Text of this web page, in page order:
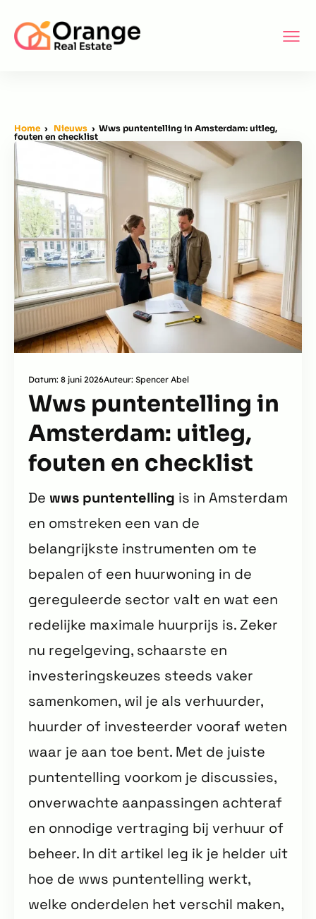
Home › Nieuws › Wws puntentelling in Amsterdam: uitleg,
fouten en checklist
Datum: 8 juni 2026Auteur: Spencer Abel
Wws puntentelling in
Amsterdam: uitleg,
fouten en checklist
De wws puntentelling is in Amsterdam
en omstreken een van de
belangrijkste instrumenten om te
bepalen of een huurwoning in de
gereguleerde sector valt en wat een
redelijke maximale huurprijs is. Zeker
nu regelgeving, schaarste en
investeringskeuzes steeds vaker
samenkomen, wil je als verhuurder,
huurder of investeerder vooraf weten
waar je aan toe bent. Met de juiste
puntentelling voorkom je discussies,
onverwachte aanpassingen achteraf
en onnodige vertraging bij verhuur of
beheer. In dit artikel leg ik je helder uit
hoe de wws puntentelling werkt,
welke onderdelen het verschil maken,